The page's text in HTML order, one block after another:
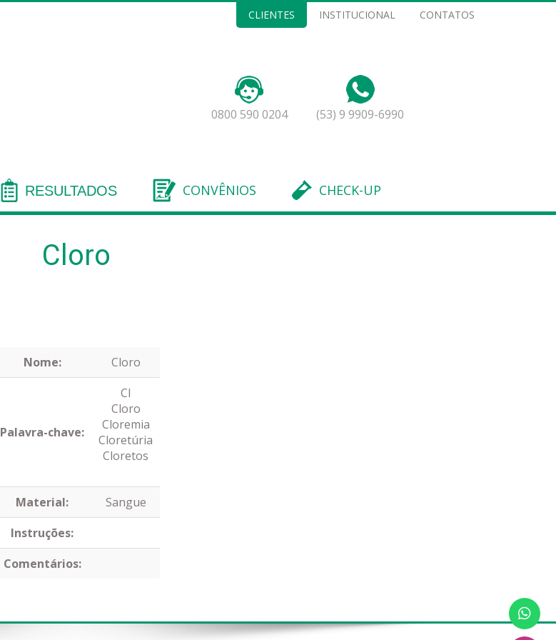
CLIENTES INSTITUCIONAL CONTATOS
0800 590 0204 (53) 9 9909-6990
RESULTADOS CONVÊNIOS CHECK-UP
Cloro
Nome: Cloro
Palavra-chave:
Cl
Cloro
Cloremia
Cloretúria
Cloretos
Material:
Sangue
Instruções:
Comentários: